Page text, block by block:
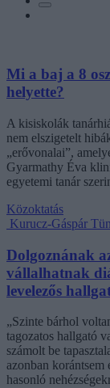
Mi a baj a 8
helyette?
A kisiskolák
nem elszigetelt
„erővonalai”,
Gyarmathy Éva
egyetemi tanár
Közoktatás
Kurucz-Gáspár
Dolgoznának
vállalhatnak
levelezős
„Szinte bárhol
tagozatos hallgató
számolt be
azonban korántsem
hasonló